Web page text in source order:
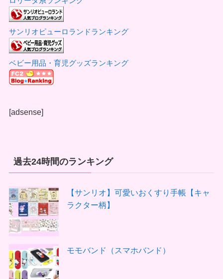
サンリオピューロランドランキング
ベビー用品・育児グッズランキング
[adsense]
過去24時間のランキング
【サンリオ】可愛いおくすり手帳【キャ
ラクター柄】
モモバンド（スマホバンド）